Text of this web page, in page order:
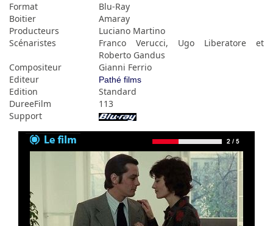
Format
Blu-Ray
Boitier
Amaray
Producteurs
Luciano Martino
Scénaristes
Franco Verucci, Ugo Liberatore et
Roberto Gandus
Compositeur
Gianni Ferrio
Editeur
Pathé films
Edition
Standard
DureeFilm
113
Support